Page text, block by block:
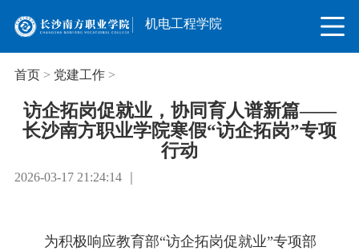
机电工程学院
首页> 党建工作>
访企拓岗促就业，协同育人谱新篇——
长沙南方职业学院寒假“访企拓岗”专项
行动
2026-03-17 21:24:14 ｜
为积极响应教育部“访企拓岗促就业”专项部